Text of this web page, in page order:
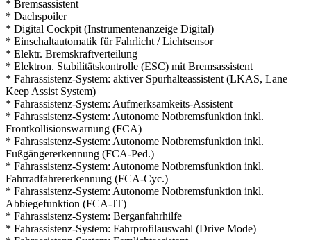
* Bremsassistent
* Dachspoiler
* Digital Cockpit (Instrumentenanzeige Digital)
* Einschaltautomatik für Fahrlicht / Lichtsensor
* Elektr. Bremskraftverteilung
* Elektron. Stabilitätskontrolle (ESC) mit Bremsassistent
* Fahrassistenz-System: aktiver Spurhalteassistent (LKAS, Lane
Keep Assist System)
* Fahrassistenz-System: Aufmerksamkeits-Assistent
* Fahrassistenz-System: Autonome Notbremsfunktion inkl.
Frontkollisionswarnung (FCA)
* Fahrassistenz-System: Autonome Notbremsfunktion inkl.
Fußgängererkennung (FCA-Ped.)
* Fahrassistenz-System: Autonome Notbremsfunktion inkl.
Fahrradfahrererkennung (FCA-Cyc.)
* Fahrassistenz-System: Autonome Notbremsfunktion inkl.
Abbiegefunktion (FCA-JT)
* Fahrassistenz-System: Berganfahrhilfe
* Fahrassistenz-System: Fahrprofilauswahl (Drive Mode)